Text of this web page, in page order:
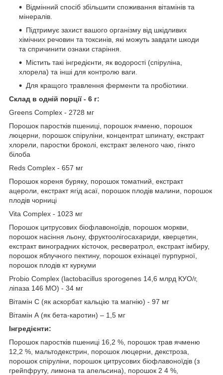
Відмінний спосіб збільшити споживання вітамінів та
мінералів.
Підтримує захист вашого організму від шкідливих
хімічних речовин та токсинів, які можуть завдати шкоди
та спричинити ознаки старіння.
Містить такі інгредієнти, як водорості (спіруліна,
хлорела) та інші для контролю ваги.
Для кращого травлення ферменти та пробіотики.
Склад в одній порції - 6 г:
Greens Complex - 2728 мг
Порошок паростків пшениці, порошок ячменю, порошок
люцерни, порошок спіруліни, концентрат шпинату, екстракт
хлорели, паростки броколі, екстракт зеленого чаю, гінкго
білоба
Reds Complex - 657 мг
Порошок кореня буряку, порошок томатний, екстракт
ацероли, екстракт ягід асаї, порошок плодів малини, порошок
плодів чорниці
Vita Complex - 1023 мг
Порошок цитрусових біофлавоноїдів, порошок моркви,
порошок насіння льону, фруктоолігосахариди, кверцетин,
екстракт виноградних кісточок, ресвератрол, екстракт імбиру,
порошок яблучного пектину, порошок ехінацеї пурпурної,
порошок плодів кт куркуми
Probio Complex (lactobacillus sporogenes 14,6 млрд КУО/г,
ліпаза 146 МО) - 34 мг
Вітамін C (як аскорбат кальцію та магнію) - 97 мг
Вітамін А (як бета-каротин) – 1,5 мг
Інгредієнти:
Порошок паростків пшениці 16,2 %, порошок трав ячменю
12,2 %, мальтодекстрин, порошок люцерни, декстроза,
порошок спіруліни, порошок цитрусових біофлавоноїдів (з
грейпфруту, лимона та апельсина), порошок 2 4 %,